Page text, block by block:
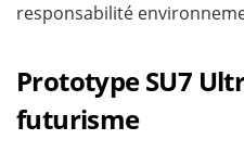
responsabilité
Prototype SU7
futurisme